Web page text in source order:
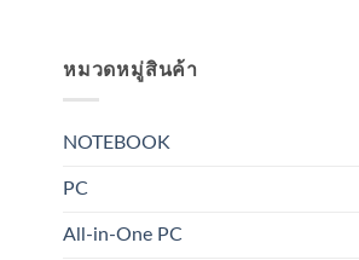
หมวดหมู่สินค้า
NOTEBOOK
PC
All-in-One PC